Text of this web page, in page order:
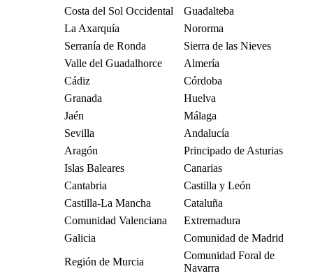
Costa del Sol Occidental
Guadalteba
La Axarquía
Nororma
Serranía de Ronda
Sierra de las Nieves
Valle del Guadalhorce
Almería
Cádiz
Córdoba
Granada
Huelva
Jaén
Málaga
Sevilla
Andalucía
Aragón
Principado de Asturias
Islas Baleares
Canarias
Cantabria
Castilla y León
Castilla-La Mancha
Cataluña
Comunidad Valenciana
Extremadura
Galicia
Comunidad de Madrid
Región de Murcia
Comunidad Foral de
Navarra